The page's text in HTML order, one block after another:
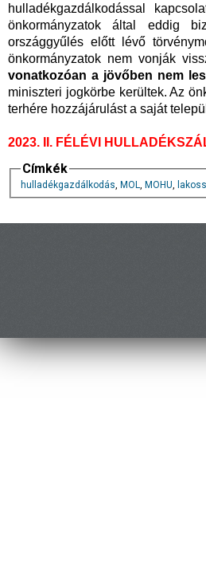
hulladékgazdálkodással
önkormányzatok által eddig
országgyűlés előtt lévő
önkormányzatok nem vonják
vonatkozóan a jövőben nem
miniszteri jogkörbe kerültek. Az
terhére hozzájárulást a saját
2023. II. FÉLÉVI
Címkék
hulladékgazdálkodás, MOL, MOHU,